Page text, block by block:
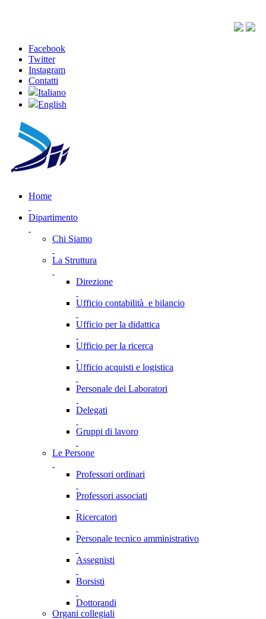
Facebook
Twitter
Instagram
Contatti
Italiano
English
Home
Dipartimento
Chi Siamo
La Struttura
Direzione
Ufficio contabilità e bilancio
Ufficio per la didattica
Ufficio per la ricerca
Ufficio acquisti e logistica
Personale dei Laboratori
Delegati
Gruppi di lavoro
Le Persone
Professori ordinari
Professori associati
Ricercatori
Personale tecnico amministrativo
Assegnisti
Borsisti
Dottorandi
Organi collegiali